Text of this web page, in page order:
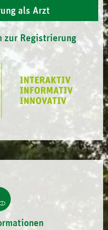
als Arzt
zur Registrierung